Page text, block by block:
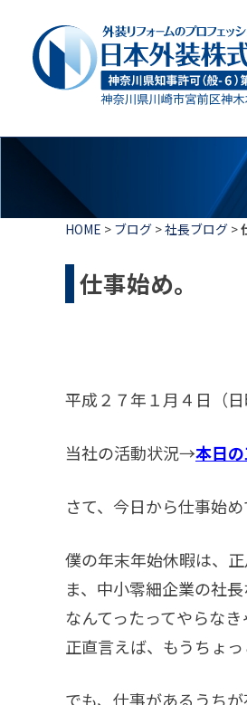
HOME > ブログ >社長ブログ >
仕事始め。
平成２７年１月４日（日
当社の活動状況→本日
さて、今日から仕事始め
僕の年末年始休暇は、正
ま、中小零細企業の社
なんてったってやらな
正直言えば、もうちょ
でも、仕事があるうち